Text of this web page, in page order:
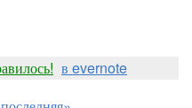
в evernote